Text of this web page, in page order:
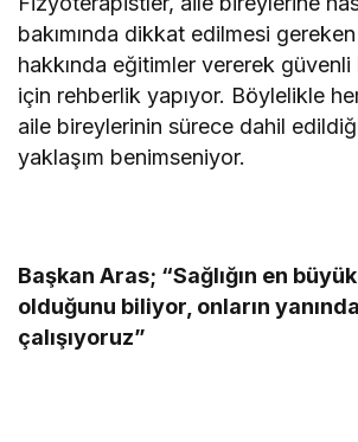
bakımında dikkat edilmesi
hakkında eğitimler vererek güvenli
için rehberlik yapıyor. Böylelikle
aile bireylerinin sürece dahil
yaklaşım benimseniyor.
Başkan Aras; “Sağlığın en
olduğunu biliyor, onların
çalışıyoruz”